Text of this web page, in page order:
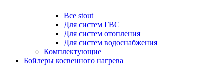
Все stout
Для систем ГВС
Для систем отопления
Для систем водоснабжения
Комплектующие
Бойлеры косвенного нагрева